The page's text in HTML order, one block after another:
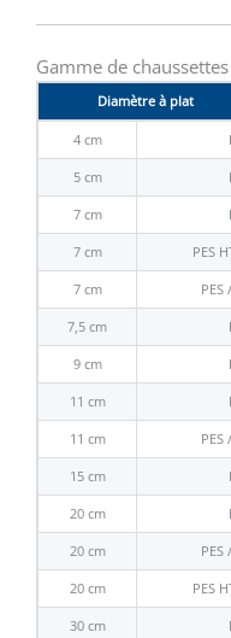
Gamme de
Diamètre à plat
4 cm
5 cm
7 cm
7 cm PES
7 cm PES
7,5 cm
9 cm
11 cm
11 cm PES
15 cm
20 cm
20 cm PES
20 cm PES
30 cm